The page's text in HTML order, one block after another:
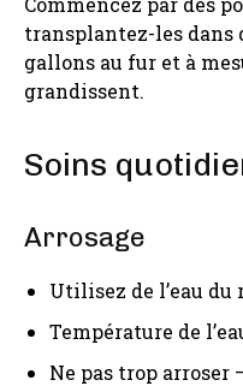
transplantez-les dans
gallons au fur et à
grandissent.
Soins
Arrosage
Utilisez de l’eau
Température de
Ne pas trop arroser